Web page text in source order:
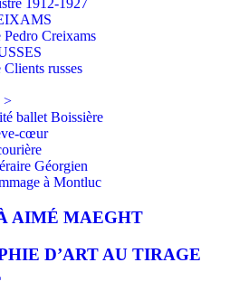
1912-1927
Pedro Creixams
Clients russes
>
ballet Boissière
cœur
Géorgien
à Montluc
AIMÉ MAEGHT
D’ART AU TIRAGE